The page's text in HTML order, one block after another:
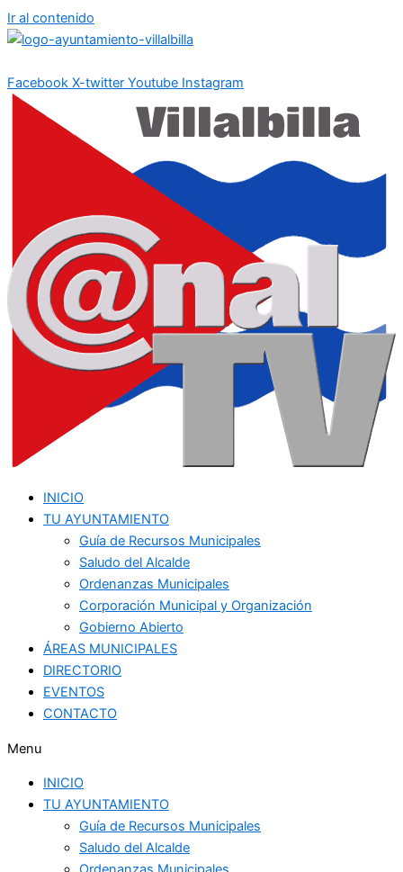
Ir al contenido
Facebook X-twitter Youtube Instagram
INICIO
TU AYUNTAMIENTO
Guía de Recursos Municipales
Saludo del Alcalde
Ordenanzas Municipales
Corporación Municipal y Organización
Gobierno Abierto
ÁREAS MUNICIPALES
DIRECTORIO
EVENTOS
CONTACTO
Menu
INICIO
TU AYUNTAMIENTO
Guía de Recursos Municipales
Saludo del Alcalde